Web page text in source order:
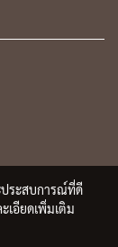
ประสบการณ์ที่ดี
เอียดเพิ่มเติม